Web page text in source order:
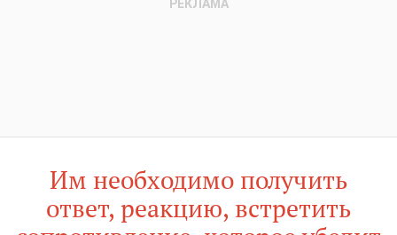
Им необходимо получить
ответ, реакцию, встретить